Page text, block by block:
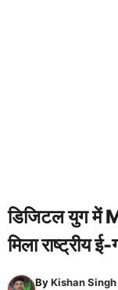
डिजिटल युग में
मिला राष्ट्रीय
ByKishan Singh